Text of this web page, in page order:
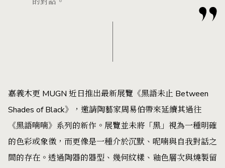
嘉義木更 MUGN 近日推出最新展覽《黑語未止 Between
Shades of Black》，邀請陶藝家周易伯帶來延續其過往
《黑語喃喃》系列的新作。展覽並未將「黑」視為一種明確
的色彩或象徵，而更像是一種介於沉默、呢喃與自我對話之
間的存在。透過陶器的器型、幾何紋樣、釉色層次與燒製留